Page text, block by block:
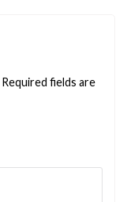
Required fields are